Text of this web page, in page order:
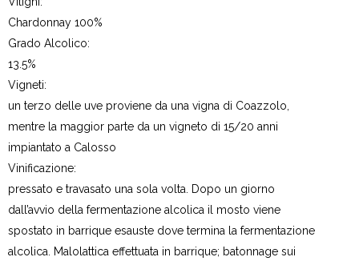
Chardonnay 100%
Grado Alcolico:
13.5%
Vigneti:
un terzo delle uve proviene da una vigna di Coazzolo,
mentre la maggior parte da un vigneto di 15/20 anni
impiantato a Calosso
Vinificazione:
pressato e travasato una sola volta. Dopo un giorno
dall’avvio della fermentazione alcolica il mosto viene
spostato in barrique esauste dove termina la fermentazione
alcolica. Malolattica effettuata in barrique; batonnage sui